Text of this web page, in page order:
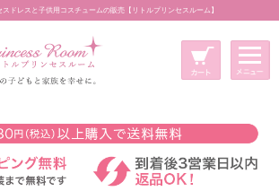
ドレスと子供用コスチュームの販売【リトルプリンセスルーム】
新規会員登録
マイページ
カート